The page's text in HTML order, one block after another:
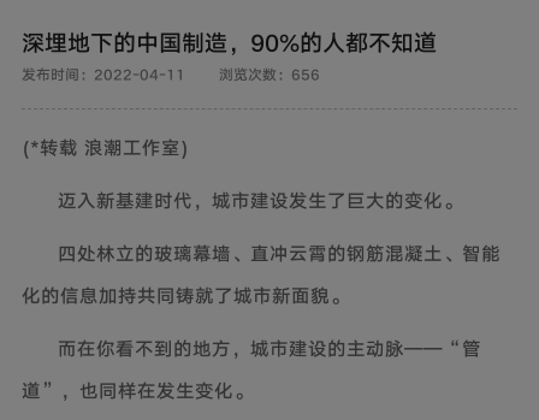
深埋地下的中国制造，90%的人都不知道
发布时间：2022-04-11 浏览次数：656
(*转载 浪潮工作室)
迈入新基建时代，城市建设发生了巨大的变化。
四处林立的玻璃幕墙、直冲云霄的钢筋混凝土、智能
化的信息加持共同铸就了城市新面貌。
而在你看不到的地方，城市建设的主动脉——“管
道”，也同样在发生变化。